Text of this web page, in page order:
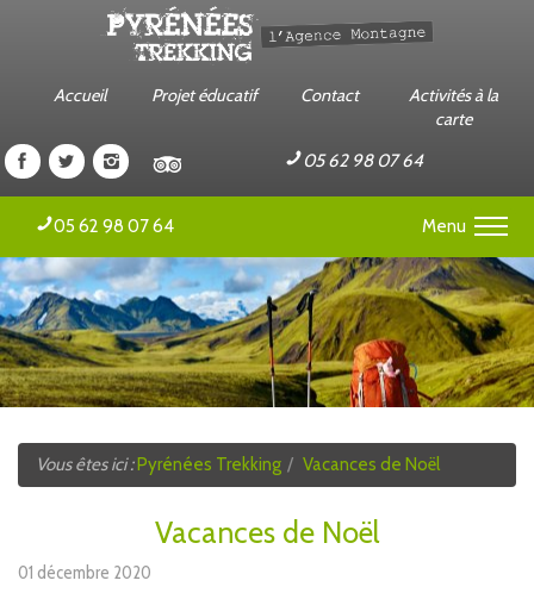
Accueil Projet éducatif Contact
Activités à la
carte
Pyrénées
Trekking
sur
Facebook
Pyrénées
Trekking
sur
Twitter
Pyrénées
Trekking
sur
Instagram
Trekking
Tripadvisor
05 62 98 07 64
05 62 98 07 64 Menu
Séjour Sportif Scolaire
Classe Verte et Rousse
Classe d'Hiver
Séjours et Stages Sportifs Adultes
Vous êtes ici :Pyrénées Trekking Vacances de Noël
Vacances de Noël
01 décembre 2020